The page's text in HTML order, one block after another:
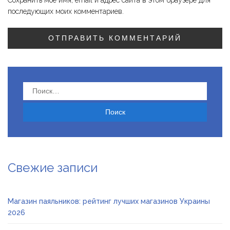
последующих моих комментариев.
Найти:
Свежие записи
Магазин паяльников: рейтинг лучших магазинов Украины
2026